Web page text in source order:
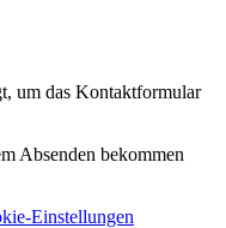
um das Kontaktformular
Absenden bekommen
Einstellungen